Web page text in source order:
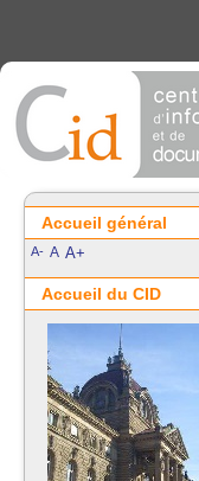
Accueil général
A- A A+
Accueil du CID